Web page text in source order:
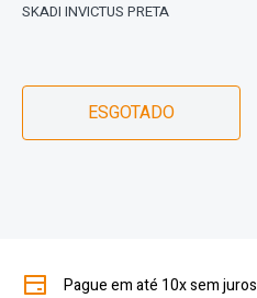
SKADI INVICTUS PRETA
ESGOTADO
Pague em até 10x sem juros